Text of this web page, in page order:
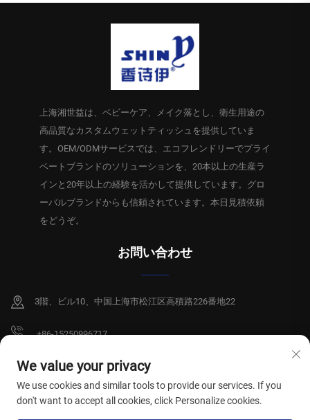
上海湘世益は、ベビーケア、メイク落とし、衛生用途の
高品質なカスタムウェットティッシュを提供していま
す。OEM/ODMサービスでは、エコフレンドリーでプライ
ベートブランドのソリューションを、20本以上の生産ラ
インと20年以上の経験を活かして提供しています。グロ
ーバルブランドからも信頼されています。本日見積依頼
をどうぞ。
お問い合わせ
3階、ビル10、中国上海市松江区高積路226番地22
+86-15250996717
[email protected]
We value your privacy
We use cookies and similar tools to provide our services. If you
don't want to accept all cookies, click Personalize cookies.